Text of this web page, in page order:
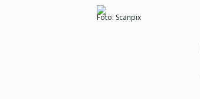
Foto: Scanpix